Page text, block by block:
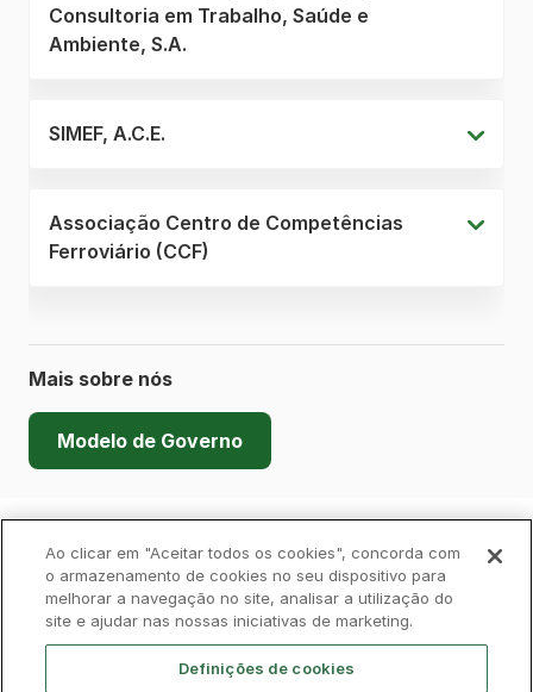
Consultoria em Trabalho, Saúde e
Ambiente, S.A.
SIMEF, A.C.E.
Associação Centro de Competências
Ferroviário (CCF)
Mais sobre nós
Modelo de Governo
Política de Privacidade Livro de Reclamações
Cookies Aviso Legal Acessibilidade
Ao clicar em "Aceitar todos os cookies", concorda com
o armazenamento de cookies no seu dispositivo para
melhorar a navegação no site, analisar a utilização do
site e ajudar nas nossas iniciativas de marketing.
Definições de cookies